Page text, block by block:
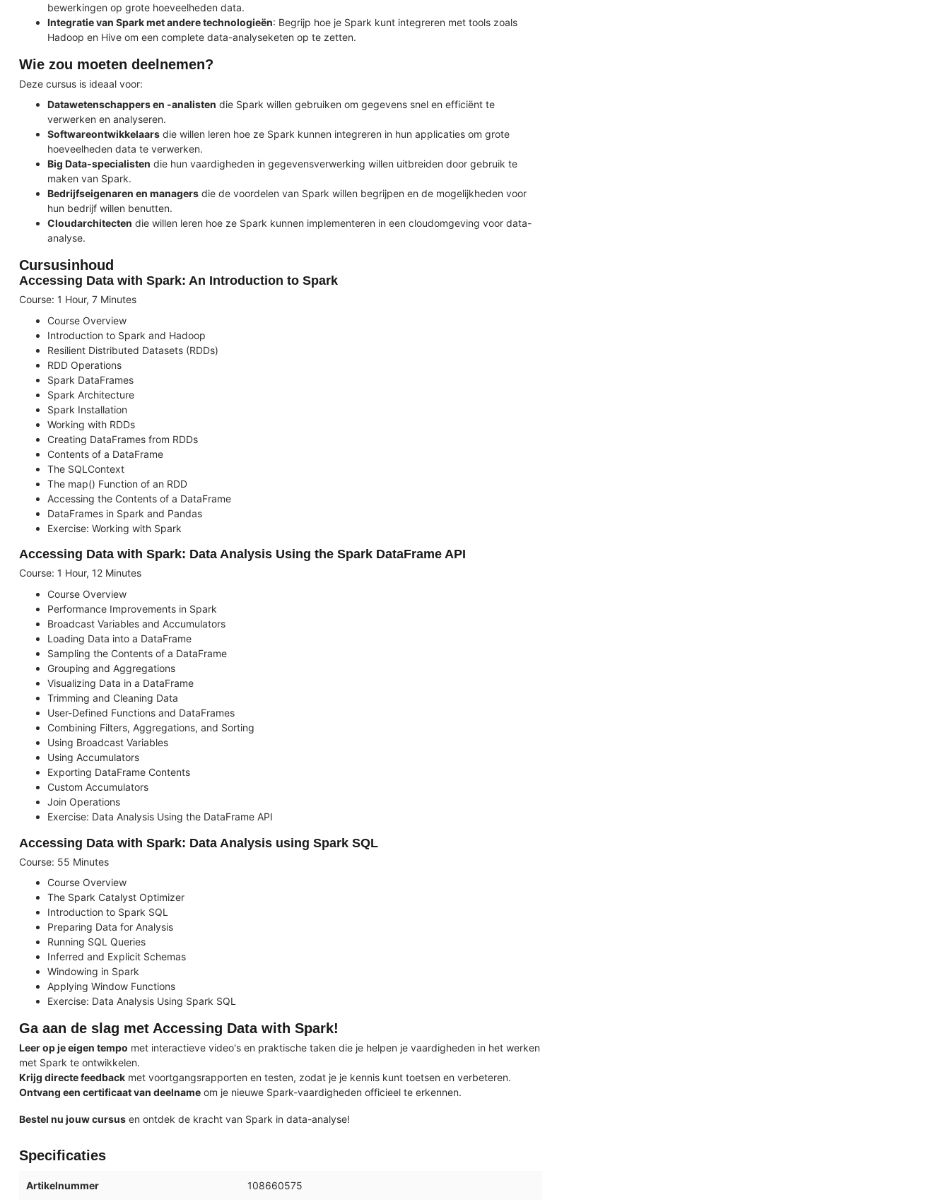
bewerkingen op grote hoeveelheden data.
Integratie van Spark met andere technologieën: Begrijp hoe je Spark kunt integreren met tools zoals
Hadoop en Hive om een complete data-analyseketen op te zetten.
Wie zou moeten deelnemen?
Deze cursus is ideaal voor:
Datawetenschappers en -analisten die Spark willen gebruiken om gegevens snel en efficiënt te
verwerken en analyseren.
Softwareontwikkelaars die willen leren hoe ze Spark kunnen integreren in hun applicaties om grote
hoeveelheden data te verwerken.
Big Data-specialisten die hun vaardigheden in gegevensverwerking willen uitbreiden door gebruik te
maken van Spark.
Bedrijfseigenaren en managers die de voordelen van Spark willen begrijpen en de mogelijkheden voor
hun bedrijf willen benutten.
Cloudarchitecten die willen leren hoe ze Spark kunnen implementeren in een cloudomgeving voor data-
analyse.
Cursusinhoud
Accessing Data with Spark: An Introduction to Spark
Course: 1 Hour, 7 Minutes
Course Overview
Introduction to Spark and Hadoop
Resilient Distributed Datasets (RDDs)
RDD Operations
Spark DataFrames
Spark Architecture
Spark Installation
Working with RDDs
Creating DataFrames from RDDs
Contents of a DataFrame
The SQLContext
The map() Function of an RDD
Accessing the Contents of a DataFrame
DataFrames in Spark and Pandas
Exercise: Working with Spark
Accessing Data with Spark: Data Analysis Using the Spark DataFrame API
Course: 1 Hour, 12 Minutes
Course Overview
Performance Improvements in Spark
Broadcast Variables and Accumulators
Loading Data into a DataFrame
Sampling the Contents of a DataFrame
Grouping and Aggregations
Visualizing Data in a DataFrame
Trimming and Cleaning Data
User-Defined Functions and DataFrames
Combining Filters, Aggregations, and Sorting
Using Broadcast Variables
Using Accumulators
Exporting DataFrame Contents
Custom Accumulators
Join Operations
Exercise: Data Analysis Using the DataFrame API
Accessing Data with Spark: Data Analysis using Spark SQL
Course: 55 Minutes
Course Overview
The Spark Catalyst Optimizer
Introduction to Spark SQL
Preparing Data for Analysis
Running SQL Queries
Inferred and Explicit Schemas
Windowing in Spark
Applying Window Functions
Exercise: Data Analysis Using Spark SQL
Ga aan de slag met Accessing Data with Spark!
Leer op je eigen tempo met interactieve video's en praktische taken die je helpen je vaardigheden in het werken
met Spark te ontwikkelen.
Krijg directe feedback met voortgangsrapporten en testen, zodat je je kennis kunt toetsen en verbeteren.
Ontvang een certificaat van deelname om je nieuwe Spark-vaardigheden officieel te erkennen.
Bestel nu jouw cursus en ontdek de kracht van Spark in data-analyse!
Specificaties
Artikelnummer 108660575